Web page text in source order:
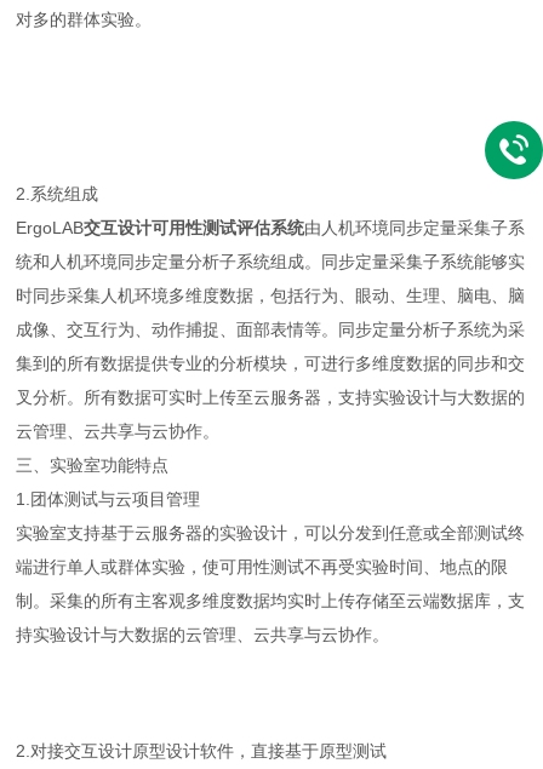
对多的群体实验。
2.系统组成
ErgoLAB交互设计可用性测试评估系统由人机环境同步定量采集子系
统和人机环境同步定量分析子系统组成。同步定量采集子系统能够实
时同步采集人机环境多维度数据，包括行为、眼动、生理、脑电、脑
成像、交互行为、动作捕捉、面部表情等。同步定量分析子系统为采
集到的所有数据提供专业的分析模块，可进行多维度数据的同步和交
叉分析。所有数据可实时上传至云服务器，支持实验设计与大数据的
云管理、云共享与云协作。
三、实验室功能特点
1.团体测试与云项目管理
实验室支持基于云服务器的实验设计，可以分发到任意或全部测试终
端进行单人或群体实验，使可用性测试不再受实验时间、地点的限
制。采集的所有主客观多维度数据均实时上传存储至云端数据库，支
持实验设计与大数据的云管理、云共享与云协作。
2.对接交互设计原型设计软件，直接基于原型测试